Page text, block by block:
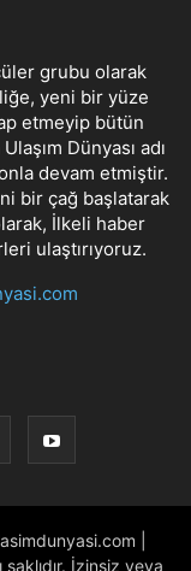
grubu olarak
yeni bir yüze
etmeyip bütün
Dünyası adı
devam etmiştir.
bir çağ başlatarak
İlkeli haber
ulaştırıyoruz.
|
İzinsiz veya